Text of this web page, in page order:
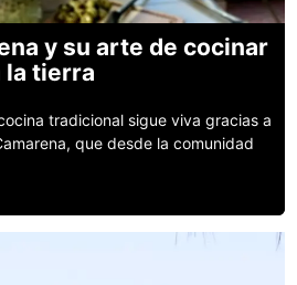
y su arte de cocinar
la tierra
tradicional sigue viva gracias a
que desde la comunidad